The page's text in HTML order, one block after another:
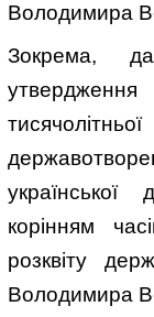
Володимира
Зокрема,
корінням
розквіту
Володимира